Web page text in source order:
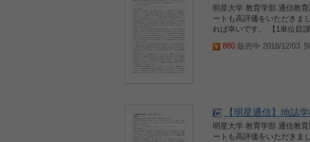
明星大学 教育学部 通信教
ートも高評価をいただきま
れば幸いです。 【1単位目
880 販売中 2018/12/03
【明星通信】地誌
明星大学 教育学部 通信教
ートも高評価をいただきま